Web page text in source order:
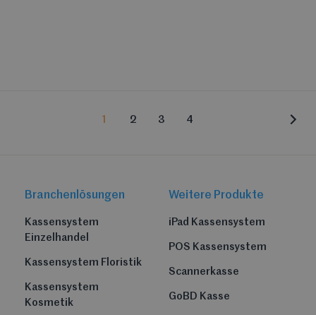
1 2 3 4
Branchenlösungen
Kassensystem
Einzelhandel
Kassensystem Floristik
Kassensystem
Kosmetik
Weitere Produkte
iPad Kassensystem
POS Kassensystem
Scannerkasse
GoBD Kasse